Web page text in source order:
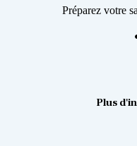
Préparez votre
Plus